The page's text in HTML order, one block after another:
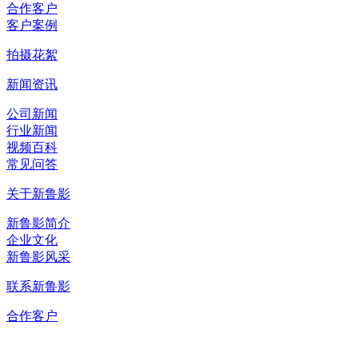
合作客户
客户案例
拍摄花絮
新闻资讯
公司新闻
行业新闻
视频百科
常见问答
关于新鲁影
新鲁影简介
企业文化
新鲁影风采
联系新鲁影
合作客户